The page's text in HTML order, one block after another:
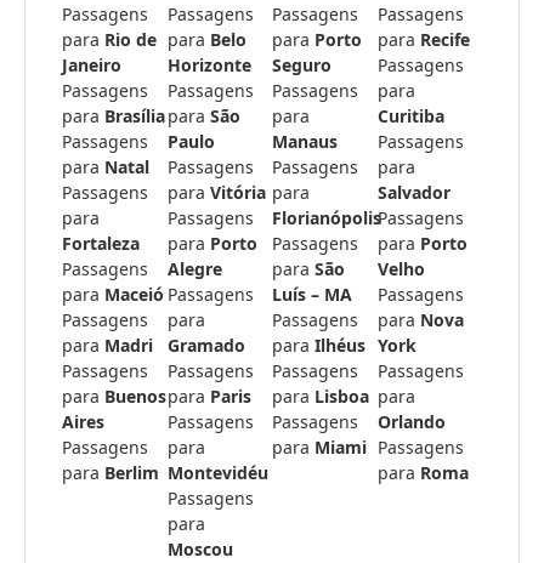
Passagens
para Rio de
Janeiro
Passagens
para Brasília
Passagens
para Natal
Passagens
para
Fortaleza
Passagens
para Maceió
Passagens
para Madri
Passagens
para Buenos
Aires
Passagens
para Berlim
Passagens
para Belo
Horizonte
Passagens
para São
Paulo
Passagens
para Vitória
Passagens
para Porto
Alegre
Passagens
para
Gramado
Passagens
para Paris
Passagens
para
Montevidéu
Passagens
para
Moscou
Passagens
para Porto
Seguro
Passagens
para
Manaus
Passagens
para
Florianópolis
Passagens
para São
Luís – MA
Passagens
para Ilhéus
Passagens
para Lisboa
Passagens
para Miami
Passagens
para Recife
Passagens
para
Curitiba
Passagens
para
Salvador
Passagens
para Porto
Velho
Passagens
para Nova
York
Passagens
para
Orlando
Passagens
para Roma